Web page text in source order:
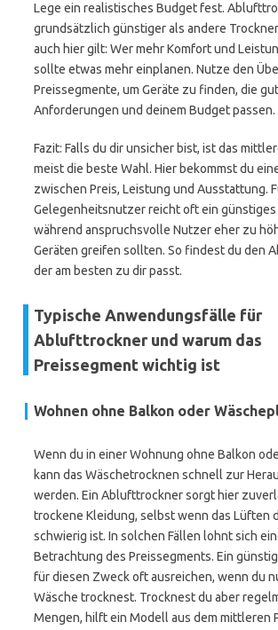
Lege ein realistisches Budget fest.
grundsätzlich günstiger als andere
auch hier gilt: Wer mehr Komfort und
sollte etwas mehr einplanen. Nutze den
Preissegmente, um Geräte zu finden, die
Anforderungen und deinem Budget passen.
Fazit: Falls du dir unsicher bist, ist das
meist die beste Wahl. Hier bekommst du
zwischen Preis, Leistung und Ausstattung.
Gelegenheitsnutzer reicht oft ein günstiges
während anspruchsvolle Nutzer eher zu
Geräten greifen sollten. So findest du den
der am besten zu dir passt.
Typische Anwendungsfälle für
Ablufttrockner und warum das
Preissegment wichtig ist
Wohnen ohne Balkon oder
Wenn du in einer Wohnung ohne Balkon
kann das Wäschetrocknen schnell zur
werden. Ein Ablufttrockner sorgt hier
trockene Kleidung, selbst wenn das Lüften
schwierig ist. In solchen Fällen lohnt sich
Betrachtung des Preissegments. Ein
für diesen Zweck oft ausreichen, wenn du
Wäsche trocknest. Trocknest du aber
Mengen, hilft ein Modell aus dem mittleren